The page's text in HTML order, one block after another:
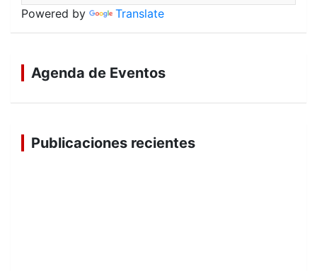
Powered by Translate
Agenda de Eventos
Publicaciones recientes